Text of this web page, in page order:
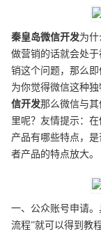
秦皇岛微信开发为什
做营销的话就会处
销这个问题，那么
为你觉得微信这种独
信开发那么微信与
里呢？友情提示：
产品有哪些特点，
者产品的特点放大。
一、公众账号申请
流程”就可以得到教